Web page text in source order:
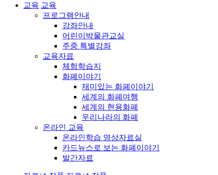
교육 교육
프로그램안내
강좌안내
어린이박물관교실
주중 특별강좌
교육자료
체험학습지
화폐이야기
재미있는 화폐이야기
세계의 화폐여행
세계의 현용화폐
우리나라의 화폐
온라인 교육
온라인학습 영상자료실
카드뉴스로 보는 화폐이야기
발간자료